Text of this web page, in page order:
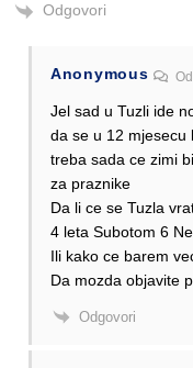
Odgovori
Anonymous
Jel sad u Tuzli ide
da se u 12 mjesecu
treba sada ce zimi
za praznike
Da li ce se Tuzla
4 leta Subotom 6
Ili kako ce barem
Da mozda objavite
Odgovori